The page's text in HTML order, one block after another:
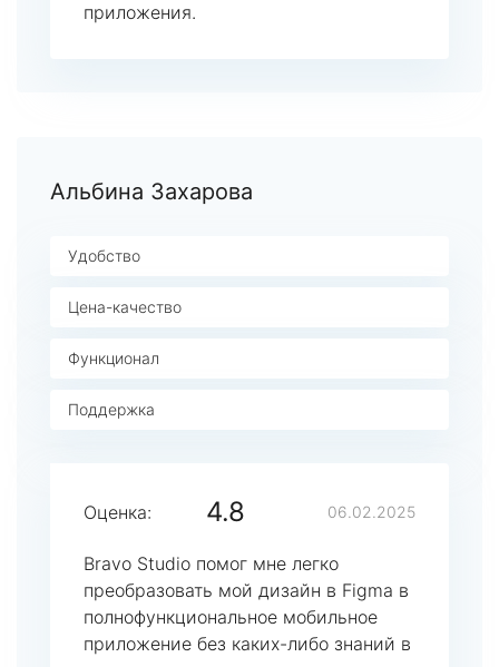
приложения.
Альбина Захарова
Удобство
Цена-качество
Функционал
Поддержка
Оценка: 4.8 06.02.2025
Bravo Studio помог мне легко
преобразовать мой дизайн в Figma в
полнофункциональное мобильное
приложение без каких-либо знаний в